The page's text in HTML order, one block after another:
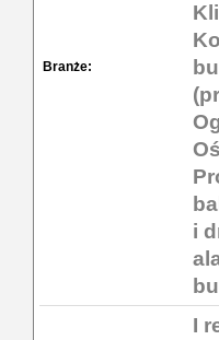
Branże:
i
I